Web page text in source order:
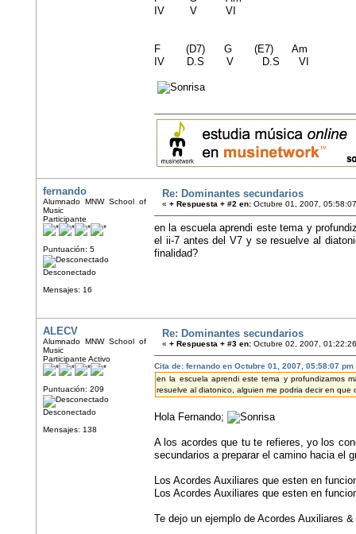
IV V VI
F (D7) G (E7) Am
IV D.S V D.S VI
fernando
Alumnado MNW School of
Music
Participante
Puntuación: 5
Desconectado
Mensajes: 16
Re: Dominantes secundarios
« + Respuesta + #2 en: Octubre 01, 2007,
en la escuela aprendi este tema y
el ii-7 antes del V7 y se resuelve al
finalidad?
ALECV
Alumnado MNW School of
Music
Participante Activo
Puntuación: 209
Desconectado
Mensajes: 138
Re: Dominantes secundarios
« + Respuesta + #3 en: Octubre 02, 2007,
Cita de: fernando en Octubre 01, 2007, 05:58:07 pm
en la escuela aprendi este tema y profundizamos
resuelve al diatonico, alguien me podria decir en
Hola Fernando;
A los acordes que tu te refieres, yo los
secundarios a preparar el camino hacia el
Los Acordes Auxiliares que esten en
Los Acordes Auxiliares que esten en
Te dejo un ejemplo de Acordes Auxiliares